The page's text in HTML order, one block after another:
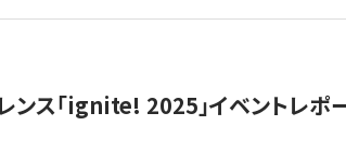
ス「ignite! 2025」イベントレポ